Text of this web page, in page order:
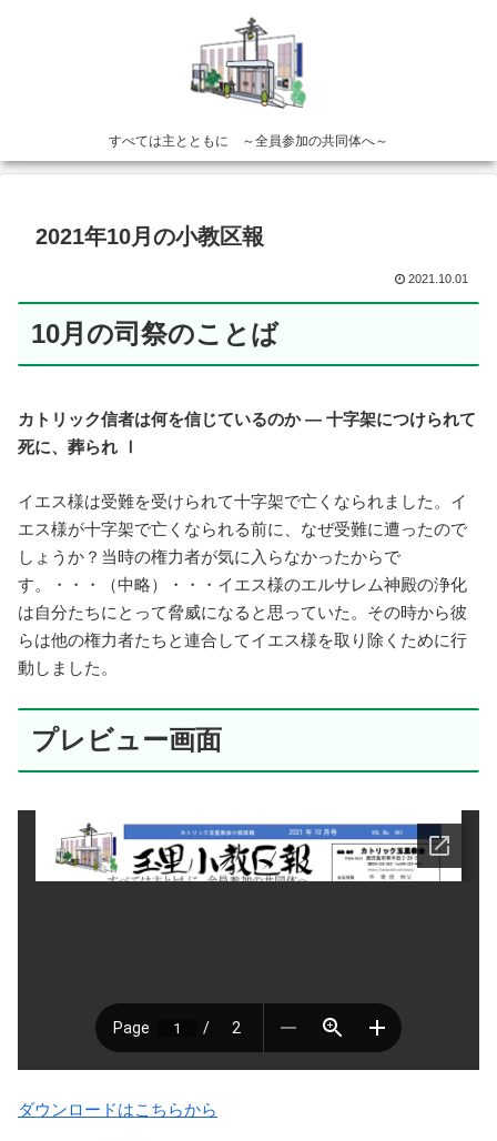
すべては主とともに ～全員参加の共同体へ～
2021年10月の小教区報
2021.10.01
10月の司祭のことば
カトリック信者は何を信じているのか — 十字架につけられて
死に、葬られ Ⅰ
イエス様は受難を受けられて十字架で亡くなられました。イ
エス様が十字架で亡くなられる前に、なぜ受難に遭ったので
しょうか？当時の権力者が気に入らなかったからで
す。・・・（中略）・・・イエス様のエルサレム神殿の浄化
は自分たちにとって脅威になると思っていた。その時から彼
らは他の権力者たちと連合してイエス様を取り除くために行
動しました。
プレビュー画面
ダウンロードはこちらから